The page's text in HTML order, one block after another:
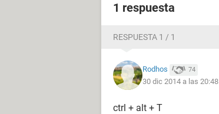
1 respuesta
RESPUESTA 1 / 1
Rodhos 74
30 dic 2014 a las 20:48
ctrl + alt + T